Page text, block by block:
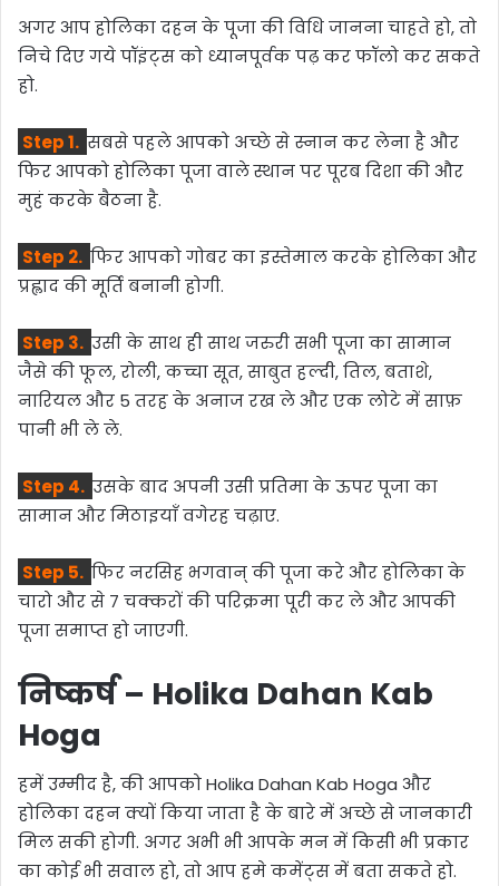
अगर आप होलिका दहन के पूजा की विधि जानना चाहते हो, तो
निचे दिए गये पॉइंट्स को ध्यानपूर्वक पढ़ कर फॉलो कर सकते
हो.
Step 1. सबसे पहले आपको अच्छे से स्नान कर लेना है और
फिर आपको होलिका पूजा वाले स्थान पर पूरब दिशा की और
मुहं करके बैठना है.
Step 2. फिर आपको गोबर का इस्तेमाल करके होलिका और
प्रह्लाद की मूर्ति बनानी होगी.
Step 3. उसी के साथ ही साथ जरुरी सभी पूजा का सामान
जैसे की फूल, रोली, कच्चा सूत, साबुत हल्दी, तिल, बताशे,
नारियल और 5 तरह के अनाज रख ले और एक लोटे में साफ़
पानी भी ले ले.
Step 4. उसके बाद अपनी उसी प्रतिमा के ऊपर पूजा का
सामान और मिठाइयाँ वगेरह चढ़ाए.
Step 5. फिर नरसिह भगवान् की पूजा करे और होलिका के
चारो और से 7 चक्करों की परिक्रमा पूरी कर ले और आपकी
पूजा समाप्त हो जाएगी.
निष्कर्ष – Holika Dahan Kab
Hoga
हमें उम्मीद है, की आपको Holika Dahan Kab Hoga और
होलिका दहन क्यों किया जाता है के बारे में अच्छे से जानकारी
मिल सकी होगी. अगर अभी भी आपके मन में किसी भी प्रकार
का कोई भी सवाल हो, तो आप हमे कमेंट्स में बता सकते हो.